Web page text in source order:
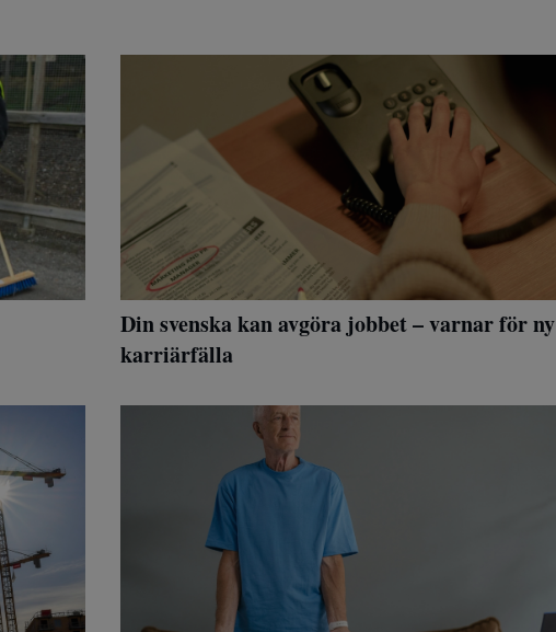
Din svenska kan avgöra jobbet – varnar för ny
karriärfälla